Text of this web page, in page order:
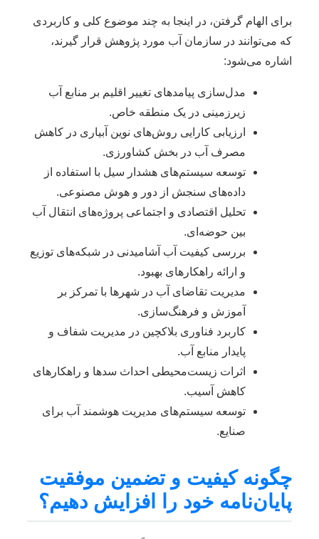
برای الهام گرفتن، در اینجا به چند موضوع کلی و کاربردی
که می‌توانند در سازمان آب مورد پژوهش قرار گیرند،
اشاره می‌شود:
مدل‌سازی پیامدهای تغییر اقلیم بر منابع آب
زیرزمینی در یک منطقه خاص.
ارزیابی کارایی روش‌های نوین آبیاری در کاهش
مصرف آب در بخش کشاورزی.
توسعه سیستم‌های هشدار سیل با استفاده از
داده‌های سنجش از دور و هوش مصنوعی.
تحلیل اقتصادی و اجتماعی پروژه‌های انتقال آب
بین حوضه‌ای.
بررسی کیفیت آب آشامیدنی در شبکه‌های توزیع
و ارائه راهکارهای بهبود.
مدیریت تقاضای آب در شهرها با تمرکز بر
آموزش و فرهنگ‌سازی.
کاربرد فناوری بلاکچین در مدیریت شفاف و
پایدار منابع آب.
اثرات زیست‌محیطی احداث سدها و راهکارهای
کاهش آسیب.
توسعه سیستم‌های مدیریت هوشمند آب برای
صنایع.
چگونه کیفیت و تضمین موفقیت
پایان‌نامه خود را افزایش دهیم؟